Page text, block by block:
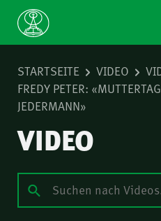
STARTSEITE VIDEO
FREDY PETER:
JEDERMANN»
VIDEO